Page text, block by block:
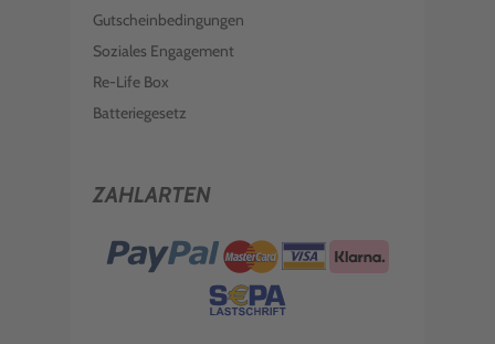
Gutscheinbedingungen
Soziales Engagement
Re-Life Box
Batteriegesetz
ZAHLARTEN